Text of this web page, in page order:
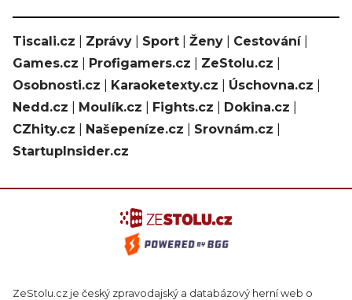
Tiscali.cz Zprávy Sport Ženy Cestování|
Games.cz
Profigamers.cz ZeStolu.cz
Osobnosti.cz
Karaoketexty.cz Úschovna.cz
Nedd.cz
Moulík.cz Fights.cz Dokina.cz
CZhity.cz
Našepeníze.cz Srovnám.cz
StartupInsider.cz
ZeStolu.cz je český zpravodajský a databázový herní web o